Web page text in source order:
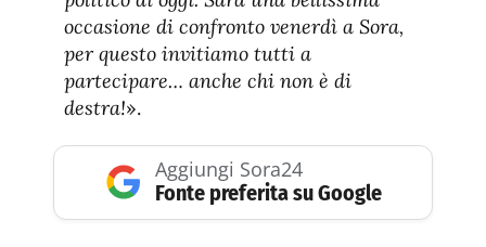
occasione di confronto venerdì a Sora,
per questo invitiamo tutti a
partecipare… anche chi non è di
destra!».
Aggiungi Sora24
Fonte preferita su Google